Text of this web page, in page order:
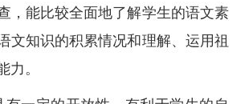
，能比较全面地了解学生的语文素
文知识的积累情况和理解、运用祖
力。